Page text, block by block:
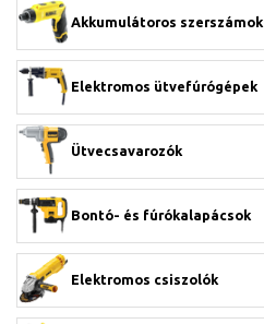
Akkumulátoros szerszámok
Elektromos ütvefúrógépek
Ütvecsavarozók
Bontó- és fúrókalapácsok
Elektromos csiszolók